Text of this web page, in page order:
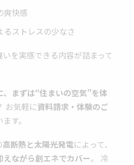
爽快感
るストレスの少なさ
を実感できる内容が詰まって
まずは“住まいの空気”を体
お気軽に資料請求・体験のご
す。
高断熱と太陽光発電によって、
ながら創エネでカバー。 冷